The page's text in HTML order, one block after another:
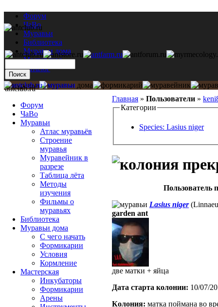
Форум
ЧаВо
Муравьи
Библиотека
Муравьи дома
Мастерская
Каталог
Главная » Пользователи »
Категории
Species: Lasius niger
Пользователь
Lasius niger
garden ant
две матки + яйца
Дата старта кoлонии: 10/07/
Кoлония: матка поймана во
antclub.ru
Форум
ЧаВо
Муравьи
Атлас муравьёв
Строение
муравья
Муравейник в
разрезе
Таблица лёта
Методы
изучения
Фильмы о
муравьях
Библиотека
Муравьи дома
С чего начать
Формикарии
Условия
Кормление
Мастерская
Инкубаторы
Формикарии
Арены